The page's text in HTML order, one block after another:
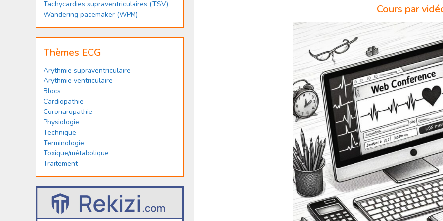
Cours par
Tachycardies supraventriculaires (TSV)
Wandering pacemaker (WPM)
Thèmes ECG
Arythmie supraventriculaire
Arythmie ventriculaire
Blocs
Cardiopathie
Coronaropathie
Physiologie
Technique
Terminologie
Toxique/métabolique
Traitement